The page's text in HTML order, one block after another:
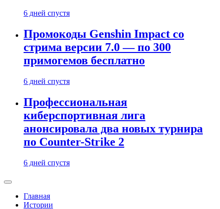
6 дней спустя
Промокоды Genshin Impact со
стрима версии 7.0 — по 300
примогемов бесплатно
6 дней спустя
Профессиональная
киберспортивная лига
анонсировала два новых турнира
по Counter-Strike 2
6 дней спустя
Главная
Истории